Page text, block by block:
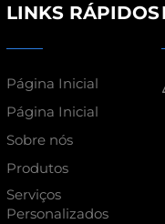
LINKS RÁPIDOS
Página Inicial
Página Inicial
Sobre nós
Produtos
Serviços
Personalizados